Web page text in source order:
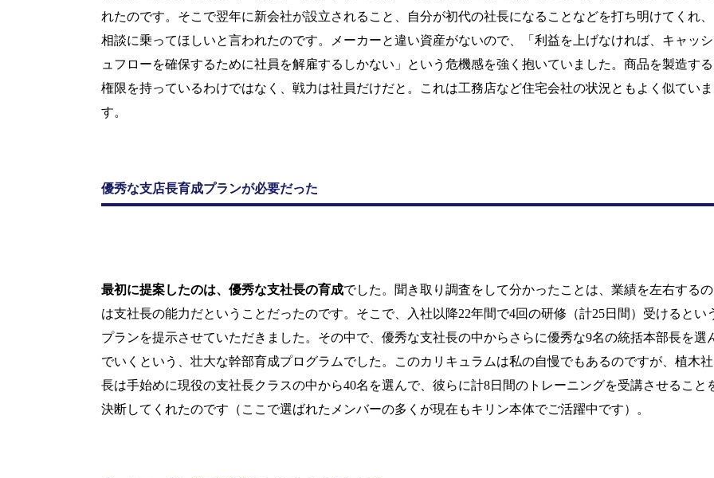
れたのです。そこで翌年に新会社が設立されること、自分が初代の社長になることなどを打ち明けてくれ、
相談に乗ってほしいと言われたのです。メーカーと違い資産がないので、「利益を上げなければ、キャッシ
ュフローを確保するために社員を解雇するしかない」という危機感を強く抱いていました。商品を製造する
権限を持っているわけではなく、戦力は社員だけだと。これは工務店など住宅会社の状況ともよく似ていま
す。
優秀な支店長育成プランが必要だった
最初に提案したのは、優秀な支社長の育成でした。聞き取り調査をして分かったことは、業績を左右するの
は支社長の能力だということだったのです。そこで、入社以降22年間で4回の研修（計25日間）受けるとい
プランを提示させていただきました。その中で、優秀な支社長の中からさらに優秀な9名の統括本部長を選
でいくという、壮大な幹部育成プログラムでした。このカリキュラムは私の自慢でもあるのですが、植木社
長は手始めに現役の支社長クラスの中から40名を選んで、彼らに計8日間のトレーニングを受講させること
決断してくれたのです（ここで選ばれたメンバーの多くが現在もキリン本体でご活躍中です）。